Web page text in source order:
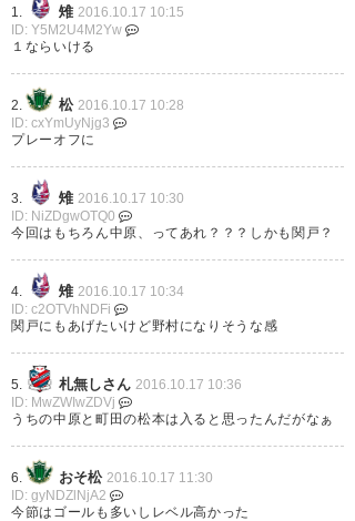
1. 雉 2016.10.17 10:15
ID: Y5M2U4M2Yw
１ならいける
2. 松 2016.10.17 10:28
ID: cxYmUyNjg3
プレーオフに
3. 雉 2016.10.17 10:30
ID: NiZDgwOTQ0
今回はもちろん中原、ってあれ？？？しかも関戸？
4. 雉 2016.10.17 10:34
ID: c2OTVhNDFi
関戸にもあげたいけど野村になりそうな感
5. 札無しさん 2016.10.17 10:36
ID: MwZWIwZDVj
うちの中原と町田の松本は入ると思ったんだがなぁ
6. おそ松 2016.10.17 11:30
ID: gyNDZlNjA2
今節はゴールも多いしレベル高かった